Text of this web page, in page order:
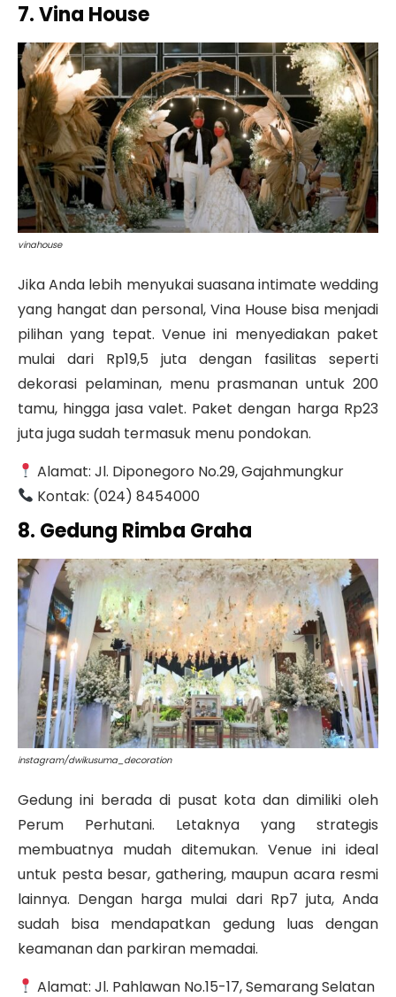
7. Vina House
vinahouse
Jika Anda lebih menyukai suasana intimate wedding
yang hangat dan personal, Vina Housebisa menjadi
pilihan yang tepat. Venue ini menyediakan paket
mulai dari Rp19,5 juta dengan fasilitas seperti
dekorasi pelaminan, menu prasmanan untuk 200
tamu, hingga jasa valet. Paket dengan harga Rp23
juta juga sudah termasuk menu pondokan.
Alamat: Jl. Diponegoro No.29, Gajahmungkur
Kontak: (024) 8454000
8. Gedung Rimba Graha
instagram/dwikusuma_decoration
Gedung ini berada di pusat kota dan dimiliki oleh
Perum Perhutani. Letaknya yang strategis
membuatnya mudah ditemukan. Venue ini ideal
untuk pesta besar, gathering, maupun acara resmi
lainnya. Dengan harga mulai dari Rp7 juta, Anda
sudah bisa mendapatkan gedung luas dengan
keamanan dan parkiran memadai.
Alamat: Jl. Pahlawan No.15-17, Semarang Selatan